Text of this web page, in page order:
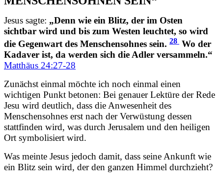
Jesus sagte: „Denn wie ein Blitz, der im Osten
sichtbar wird und bis zum Westen leuchtet, so wird
die Gegenwart des Menschensohnes sein. 28 Wo der
Kadaver ist, da werden sich die Adler versammeln.“
Matthäus 24:27-28
Zunächst einmal möchte ich noch einmal einen
wichtigen Punkt betonen: Bei genauer Lektüre der Rede
Jesu wird deutlich, dass die Anwesenheit des
Menschensohnes erst nach der Verwüstung dessen
stattfinden wird, was durch Jerusalem und den heiligen
Ort symbolisiert wird.
Was meinte Jesus jedoch damit, dass seine Ankunft wie
ein Blitz sein wird, der den ganzen Himmel durchzieht?